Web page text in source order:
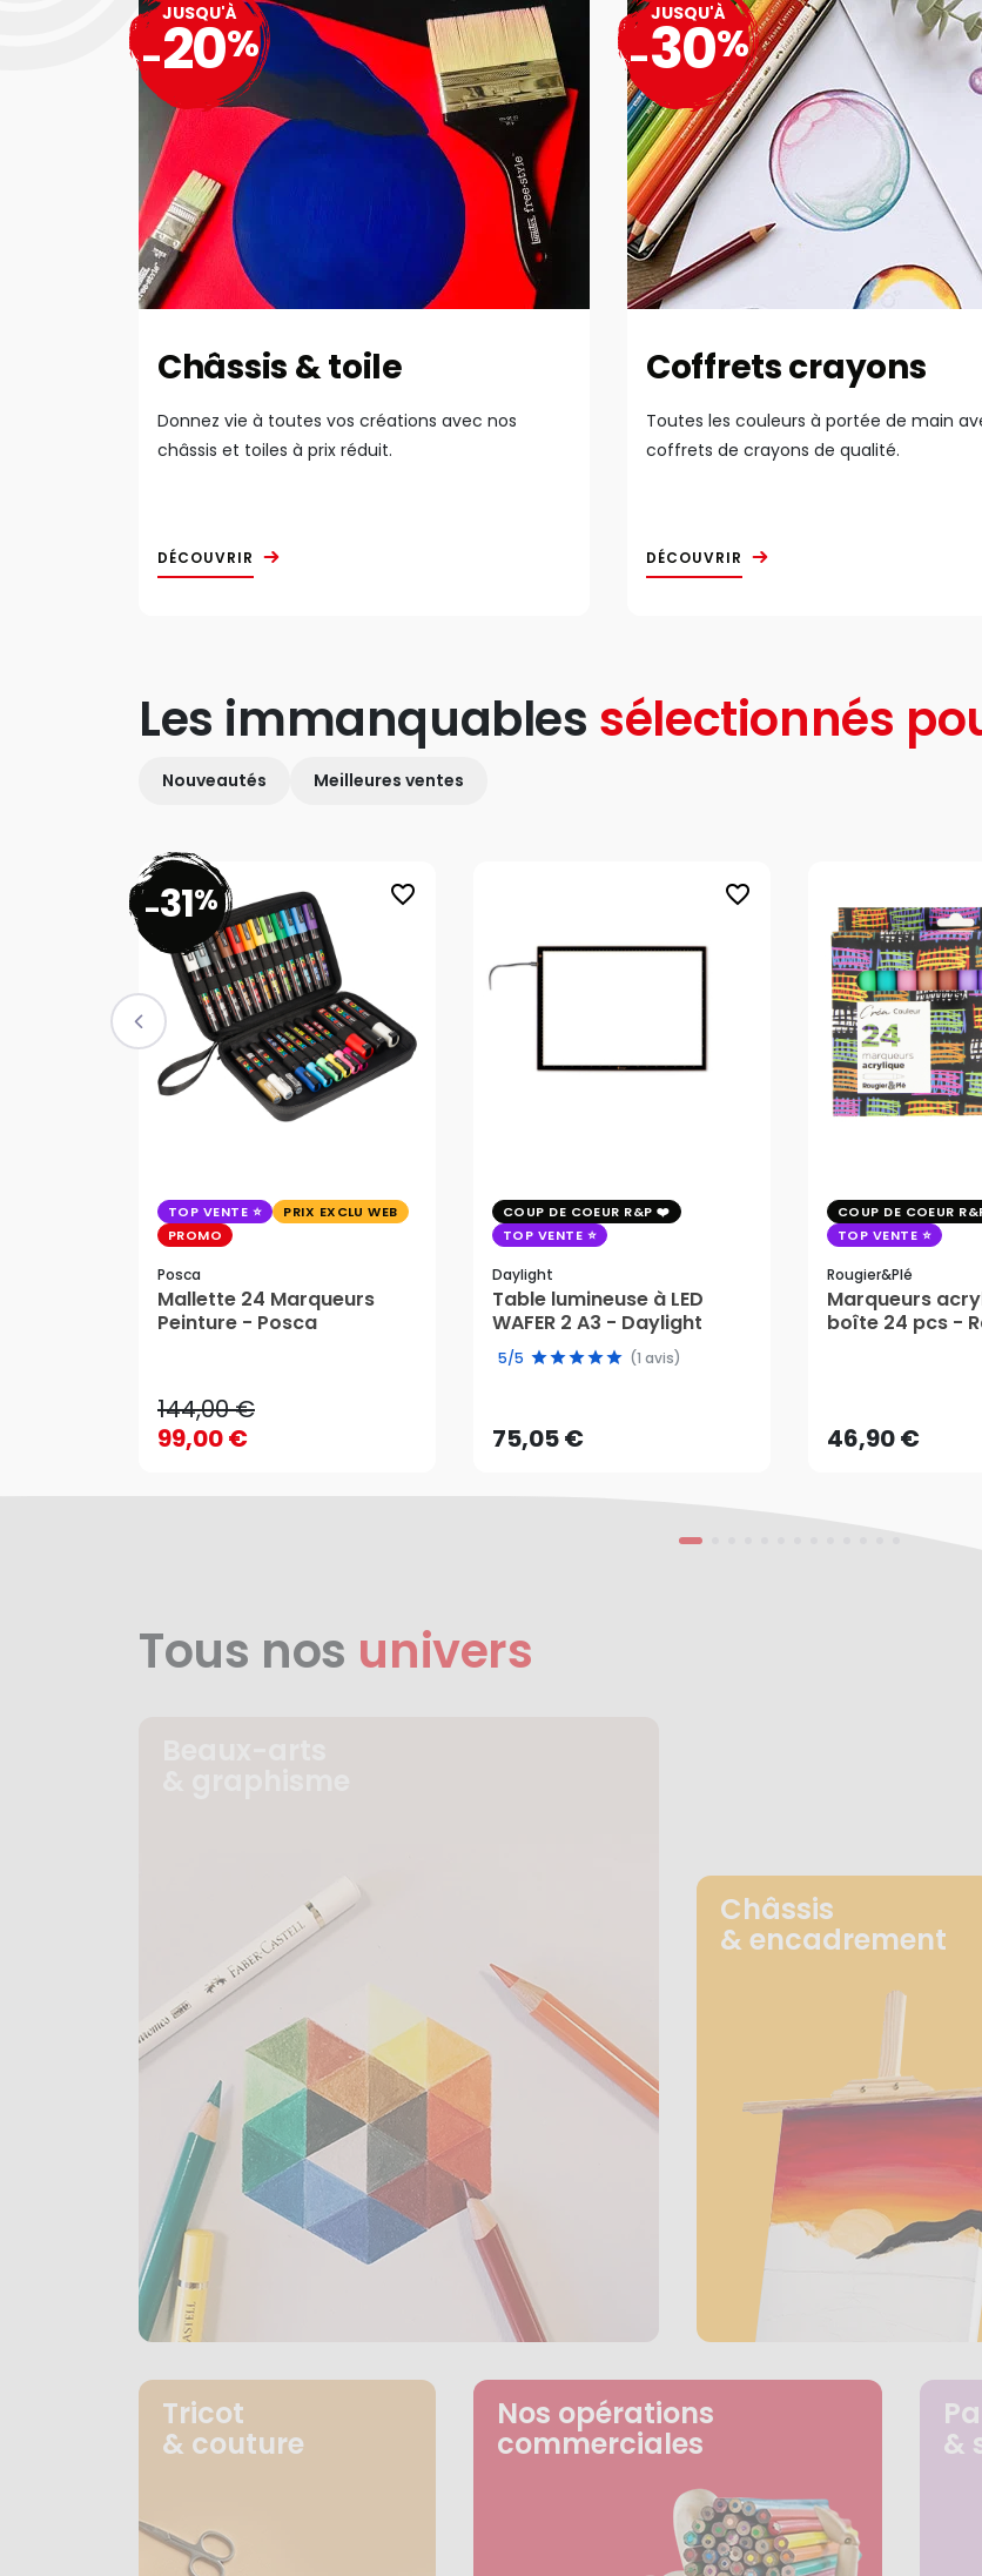
Châssis & toile
Donnez vie à toutes vos créations avec nos
châssis et toiles à prix réduit.
DÉCOUVRIR
JUSQU'À
-20%
Coffrets crayons
Toutes les couleurs à portée de main
coffrets de crayons de qualité.
DÉCOUVRIR
JUSQU'À
-30%
Les immanquables sélectionnés
Nouveautés Meilleures ventes
favorite_border
-31%
TOP VENTE
PRIX EXCLU WEB
PROMO
Posca
Mallette 24 Marqueurs
Peinture - Posca
144,00 €
99,00 €
144,00 €
AJOUTER AU PANIER
favorite_border
COUP DE COEUR R&P
TOP VENTE
Daylight
Table lumineuse à LED
WAFER 2 A3 - Daylight
5/5 (1 avis)
75,05 €
75,05 €
AJOUTER AU PANIER
COUP DE COEUR
TOP VENTE
Rougier&plé
Marqueurs
boîte 24 pcs -
46,90 €AJOUTER
Tous nos univers
Châssis
& encadrement
Tricot
& couture
Nos opérations
commerciales &